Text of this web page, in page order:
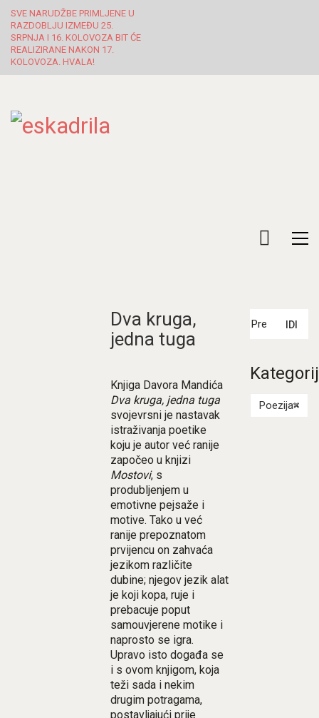
SVE NARUDŽBE PRIMLJENE U
RAZDOBLJU IZMEĐU 25.
SRPNJA I 16. KOLOVOZA BIT ĆE
REALIZIRANE NAKON 17.
KOLOVOZA. HVALA!
Dva kruga,
jedna tuga
Knjiga Davora Mandića
Dva kruga, jedna tuga
svojevrsni je nastavak
istraživanja poetike
koju je autor već ranije
započeo u knjizi
Mostovi, s
produbljenjem u
emotivne pejsaže i
motive. Tako u već
ranije prepoznatom
prvijencu on zahvaća
jezikom različite
dubine; njegov jezik alat
je koji kopa, ruje i
prebacuje poput
samouvjerene motike i
naprosto se igra.
Upravo isto događa se
i s ovom knjigom, koja
teži sada i nekim
drugim potragama,
postavljajući prije
IDI
×
Poezija